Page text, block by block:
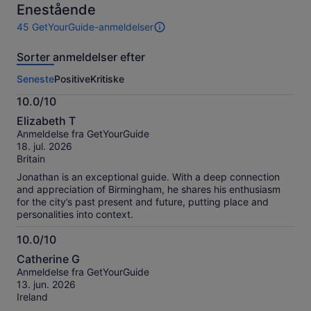
10
Enestående
45 GetYourGuide-anmeldelser
45
af
oplevelse.
Flere
oplysninger
om
vores
verificerede
anmeldelser
Sorter anmeldelser efter
SenestePositiveKritiske
10.0/10
10.0
ud
af
10
Elizabeth T
Anmeldelse fra GetYourGuide
18. jul. 2026
Britain
Jonathan is an exceptional guide. With a deep connection
and appreciation of Birmingham, he shares his enthusiasm
for the city’s past present and future, putting place and
personalities into context.
10.0/10
10.0
ud
af
10
Catherine G
Anmeldelse fra GetYourGuide
13. jun. 2026
Ireland